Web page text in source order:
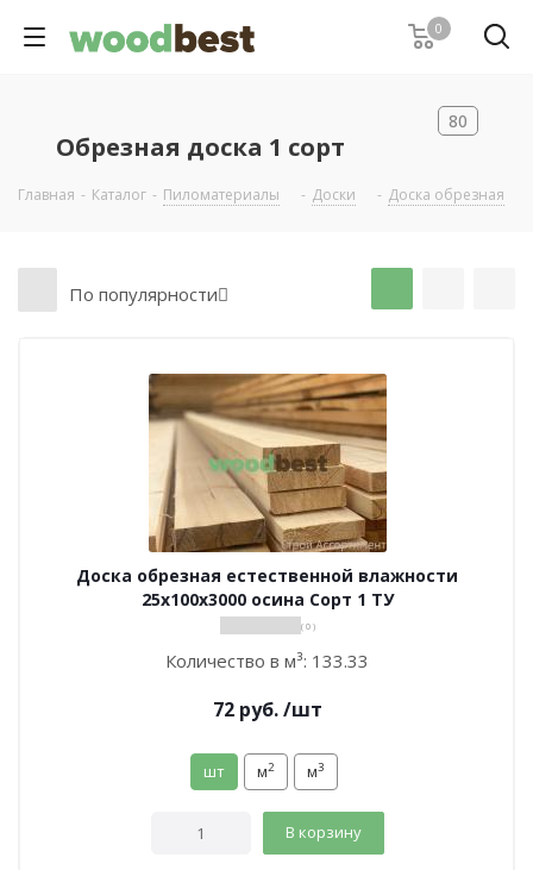
0
Обрезная доска 1 сорт
80
Главная - Каталог - Пиломатериалы - Доски - Доска обрезная
По популярности
Доска обрезная естественной влажности
25х100х3000 осина Сорт 1 ТУ
( 0 )
Количество в м³: 133.33
72руб. /шт
шт м2 м3
В корзину